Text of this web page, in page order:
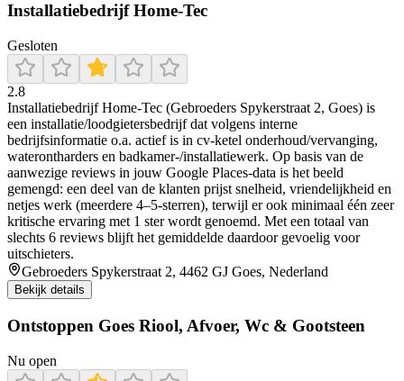
Installatiebedrijf Home-Tec
Gesloten
2.8
Installatiebedrijf Home-Tec (Gebroeders Spykerstraat 2, Goes) is
een installatie/loodgietersbedrijf dat volgens interne
bedrijfsinformatie o.a. actief is in cv-ketel onderhoud/vervanging,
waterontharders en badkamer-/installatiewerk. Op basis van de
aanwezige reviews in jouw Google Places-data is het beeld
gemengd: een deel van de klanten prijst snelheid, vriendelijkheid en
netjes werk (meerdere 4–5-sterren), terwijl er ook minimaal één zeer
kritische ervaring met 1 ster wordt genoemd. Met een totaal van
slechts 6 reviews blijft het gemiddelde daardoor gevoelig voor
uitschieters.
Gebroeders Spykerstraat 2, 4462 GJ Goes, Nederland
Bekijk details
Ontstoppen Goes Riool, Afvoer, Wc & Gootsteen
Nu open